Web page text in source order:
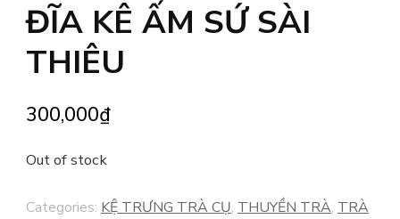
ĐĨA KÊ ẤM SỨ SÀI
THIÊU
300,000₫
Out of stock
Categories: KỆ TRƯNG TRÀ CỤ, THUYỀN TRÀ, TRÀ